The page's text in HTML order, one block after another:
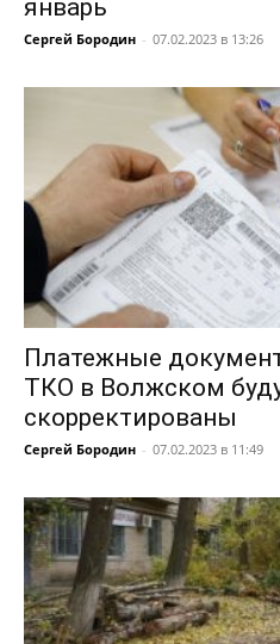
январь
Сергей Бородин - 07.02.2023 в 13:26
Платежные
ТКО в Волжском
скорректированы
Сергей Бородин - 07.02.2023 в 11:49